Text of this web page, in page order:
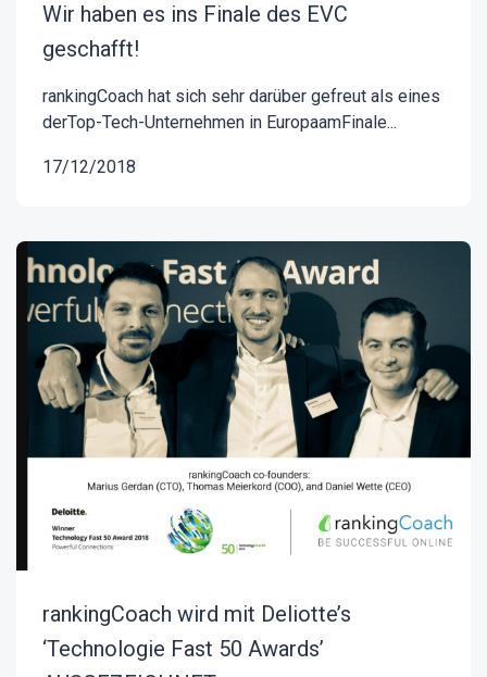
Wir haben es ins Finale des EVC
geschafft!
rankingCoach hat sich sehr darüber gefreut als eines
derTop-Tech-Unternehmen in EuropaamFinale...
17/12/2018
rankingCoach wird mit Deliotte’s
‘Technologie Fast 50 Awards’